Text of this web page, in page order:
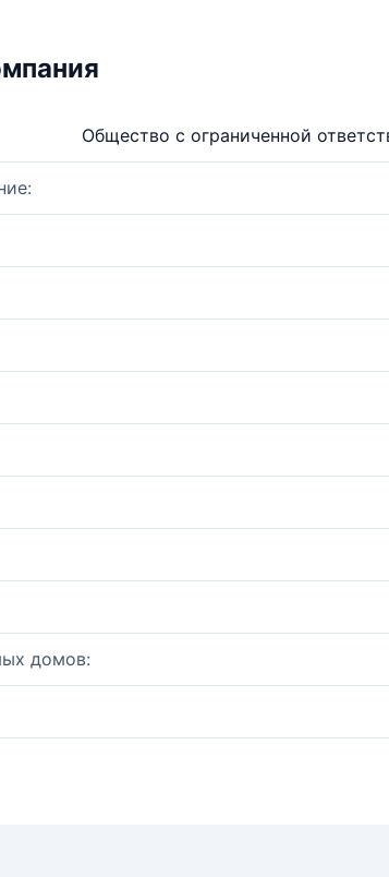
Общество с ограниченной
домов: